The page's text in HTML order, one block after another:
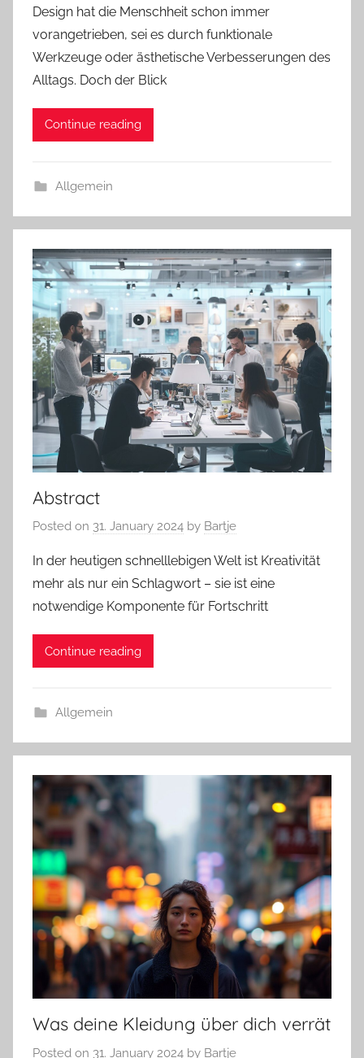
Design hat die Menschheit schon immer
vorangetrieben, sei es durch funktionale
Werkzeuge oder ästhetische Verbesserungen des
Alltags. Doch der Blick
Continue reading
Allgemein
Abstract
Posted on 31. January 2024 by Bartje
In der heutigen schnelllebigen Welt ist Kreativität
mehr als nur ein Schlagwort – sie ist eine
notwendige Komponente für Fortschritt
Continue reading
Allgemein
Was deine Kleidung über dich verrät
Posted on 31. January 2024 by Bartje